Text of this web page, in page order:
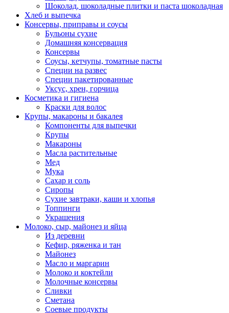
Шоколад, шоколадные плитки и паста шоколадная
Хлеб и выпечка
Консервы, приправы и соусы
Бульоны сухие
Домашняя консервация
Консервы
Соусы, кетчупы, томатные пасты
Специи на развес
Специи пакетированные
Уксус, хрен, горчица
Косметика и гигиена
Краски для волос
Крупы, макароны и бакалея
Компоненты для выпечки
Крупы
Макароны
Масла растительные
Мед
Мука
Сахар и соль
Сиропы
Сухие завтраки, каши и хлопья
Топпинги
Украшения
Молоко, сыр, майонез и яйца
Из деревни
Кефир, ряженка и тан
Майонез
Масло и маргарин
Молоко и коктейли
Молочные консервы
Сливки
Сметана
Соевые продукты